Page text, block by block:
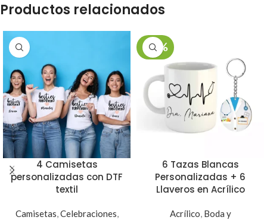
Productos relacionados
4 Camisetas
personalizadas con DTF
textil
Camisetas,Celebraciones,
-26%
6 Tazas Blancas
Personalizadas + 6
Llaveros en Acrílico
Acrílico, Boda y